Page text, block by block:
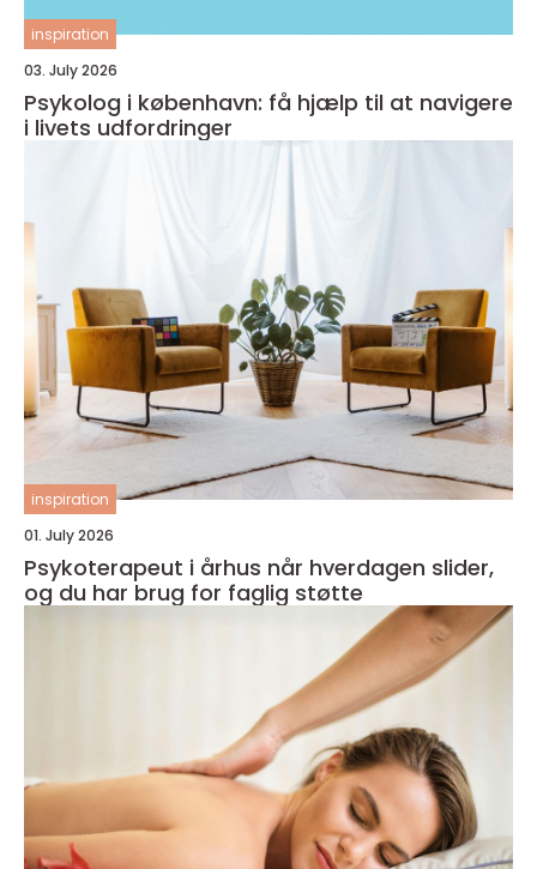
inspiration
03. July 2026
Psykolog i københavn: få hjælp til at navigere
i livets udfordringer
inspiration
01. July 2026
Psykoterapeut i århus når hverdagen slider,
og du har brug for faglig støtte